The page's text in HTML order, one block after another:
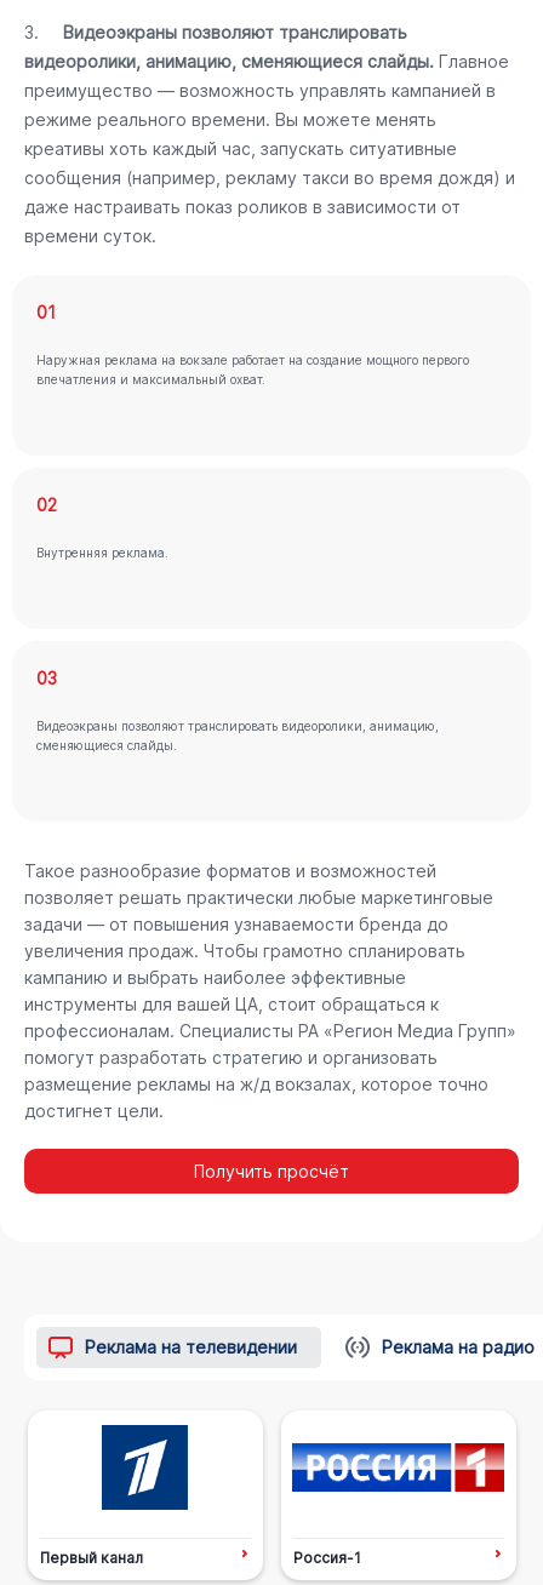
3. Видеоэкраны позволяют транслировать
видеоролики, анимацию, сменяющиеся слайды. Главное
преимущество — возможность управлять кампанией в
режиме реального времени. Вы можете менять
креативы хоть каждый час, запускать ситуативные
сообщения (например, рекламу такси во время дождя) и
даже настраивать показ роликов в зависимости от
времени суток.
01
Наружная реклама на вокзале работает на создание мощного первого
впечатления и максимальный охват.
02
Внутренняя реклама.
03
Видеоэкраны позволяют транслировать видеоролики, анимацию,
сменяющиеся слайды.
Такое разнообразие форматов и возможностей
позволяет решать практически любые маркетинговые
задачи — от повышения узнаваемости бренда до
увеличения продаж. Чтобы грамотно спланировать
кампанию и выбрать наиболее эффективные
инструменты для вашей ЦА, стоит обращаться к
профессионалам. Специалисты РА «Регион Медиа Групп»
помогут разработать стратегию и организовать
размещение рекламы на ж/д вокзалах, которое точно
достигнет цели.
Получить просчёт
Реклама на телевидении Реклама на радио
Первый канал Россия-1